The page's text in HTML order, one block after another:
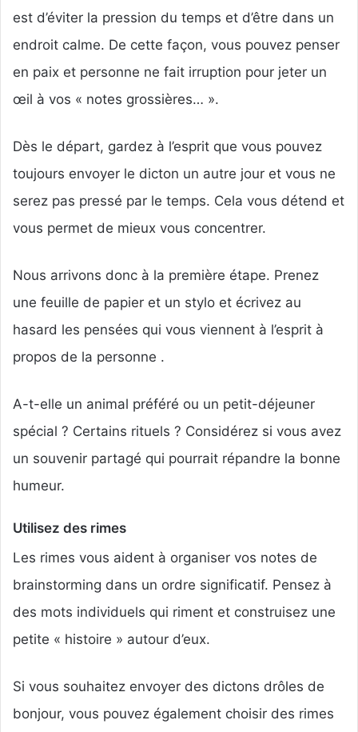
est d’éviter la pression du temps et d’être dans un
endroit calme. De cette façon, vous pouvez penser
en paix et personne ne fait irruption pour jeter un
œil à vos « notes grossières… ».
Dès le départ, gardez à l’esprit que vous pouvez
toujours envoyer le dicton un autre jour et vous ne
serez pas pressé par le temps. Cela vous détend et
vous permet de mieux vous concentrer.
Nous arrivons donc à la première étape. Prenez
une feuille de papier et un stylo et écrivez au
hasard les pensées qui vous viennent à l’esprit à
propos de la personne .
A-t-elle un animal préféré ou un petit-déjeuner
spécial ? Certains rituels ? Considérez si vous avez
un souvenir partagé qui pourrait répandre la bonne
humeur.
Utilisez des rimes
Les rimes vous aident à organiser vos notes de
brainstorming dans un ordre significatif. Pensez à
des mots individuels qui riment et construisez une
petite « histoire » autour d’eux.
Si vous souhaitez envoyer des dictons drôles de
bonjour, vous pouvez également choisir des rimes